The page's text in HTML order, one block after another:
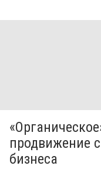
продвижение
бизнеса